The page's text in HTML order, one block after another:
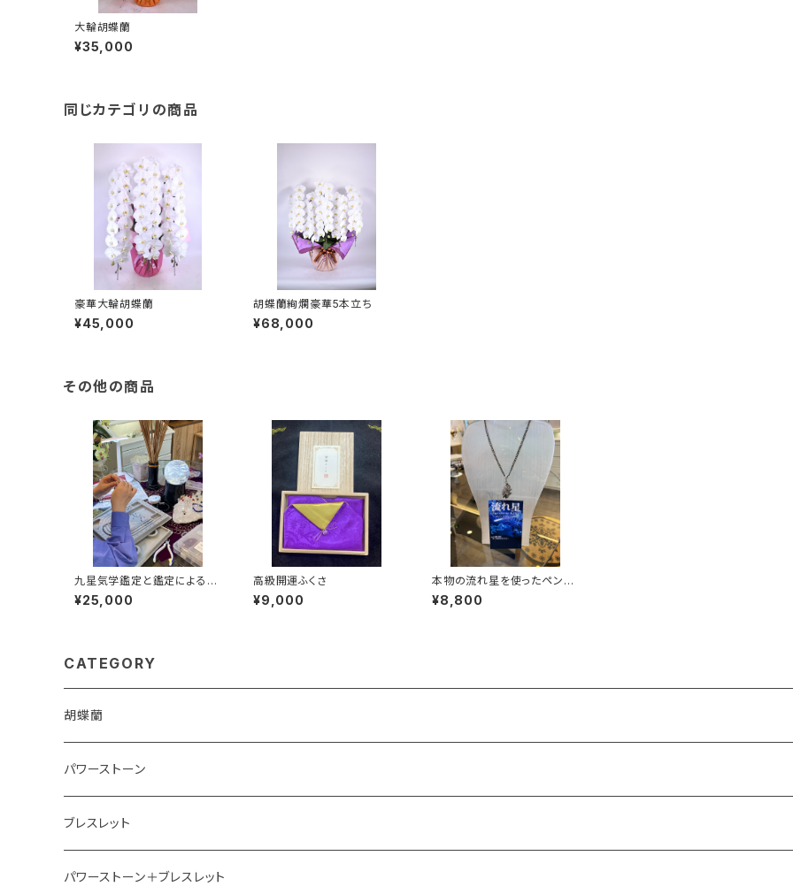
大輪胡蝶蘭
¥35,000
同じカテゴリの商品
豪華大輪胡蝶蘭
¥45,000
胡蝶蘭絢爛豪華5本立ち
¥68,000
その他の商品
九星気学鑑定と鑑定によるオ
リジナルブレスレット作成
¥25,000
高級開運ふくさ
¥9,000
本物の流れ星を使ったペンダ
ント
¥8,800
CATEGORY
胡蝶蘭
パワーストーン
ブレスレット
パワーストーン＋ブレスレット